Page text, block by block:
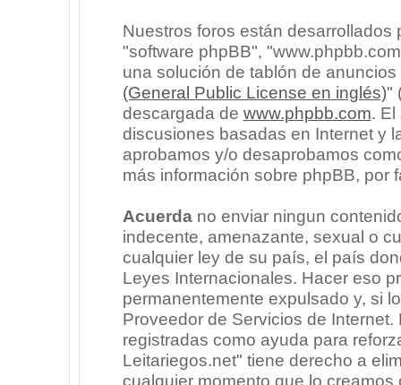
Nuestros foros están
"software phpBB",
una solución de tablón de
(General Public License en inglés)"
descargada de www.phpbb.com. El
discusiones basadas en Internet y
aprobamos y/o desaprobamos
más información sobre phpBB, por
Acuerdano enviar ningun
indecente, amenazante, sexual o
cualquier ley de su país, el país
Leyes Internacionales. Hacer eso
permanentemente expulsado y, si
Proveedor de Servicios de
registradas como ayuda para
Leitariegos.net" tiene derecho a
cualquier momento que lo